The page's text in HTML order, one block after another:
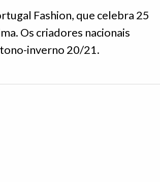
Fashion, que celebra 25
Os criadores nacionais
inverno 20/21.